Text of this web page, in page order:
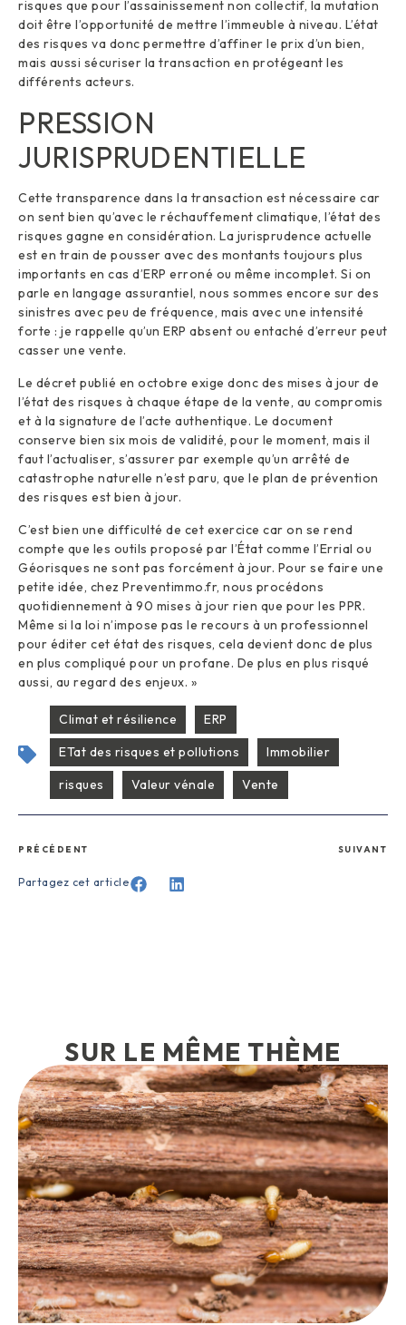
risques que pour l’assainissement non collectif, la mutation
doit être l’opportunité de mettre l’immeuble à niveau. L’état
des risques va donc permettre d’affiner le prix d’un bien,
mais aussi sécuriser la transaction en protégeant les
différents acteurs.
PRESSION
JURISPRUDENTIELLE
Cette transparence dans la transaction est nécessaire car
on sent bien qu’avec le réchauffement climatique, l’état des
risques gagne en considération. La jurisprudence actuelle
est en train de pousser avec des montants toujours plus
importants en cas d’ERP erroné ou même incomplet. Si on
parle en langage assurantiel, nous sommes encore sur des
sinistres avec peu de fréquence, mais avec une intensité
forte : je rappelle qu’un ERP absent ou entaché d’erreur peut
casser une vente.
Le décret publié en octobre exige donc des mises à jour de
l’état des risques à chaque étape de la vente, au compromis
et à la signature de l’acte authentique. Le document
conserve bien six mois de validité, pour le moment, mais il
faut l’actualiser, s’assurer par exemple qu’un arrêté de
catastrophe naturelle n’est paru, que le plan de prévention
des risques est bien à jour.
C’est bien une difficulté de cet exercice car on se rend
compte que les outils proposé par l’État comme l’Errial ou
Géorisques ne sont pas forcément à jour. Pour se faire une
petite idée, chez Preventimmo.fr, nous procédons
quotidiennement à 90 mises à jour rien que pour les PPR.
Même si la loi n’impose pas le recours à un professionnel
pour éditer cet état des risques, cela devient donc de plus
en plus compliqué pour un profane. De plus en plus risqué
aussi, au regard des enjeux. »
Climat et résilience
ERP
ETat des risques et pollutions
Immobilier
risques
Valeur vénale Vente
PRÉCÉDENT SUIVANT
Partagez cet article
SUR LE MÊME THÈME